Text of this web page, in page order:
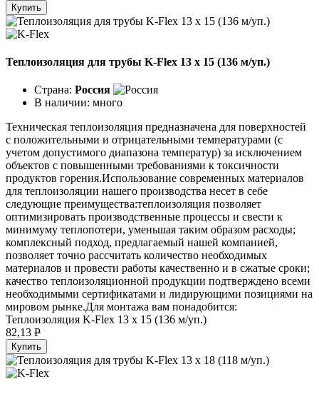
Купить
Теплоизоляция для трубы K-Flex 13 х 15 (136 м/уп.)
Страна: Россия
В наличии: много
Техническая теплоизоляция предназначена для поверхностей
с положительными и отрицательными температурами (с
учетом допустимого диапазона температур) за исключением
объектов с повышенными требованиями к токсичности
продуктов горения.Использование современных материалов
для теплоизоляции нашего производства несет в себе
следующие преимущества:теплоизоляция позволяет
оптимизировать производственные процессы и свести к
минимуму теплопотери, уменьшая таким образом расходы;
комплексный подход, предлагаемый нашей компанией,
позволяет точно рассчитать количество необходимых
материалов и провести работы качественно и в сжатые сроки;
качество теплоизоляционной продукции подтверждено всеми
необходимыми сертификатами и лидирующими позициями на
мировом рынке.Для монтажа вам понадобится:
Теплоизоляция K-Flex 13 х 15 (136 м/уп.)
82,13 P
Купить